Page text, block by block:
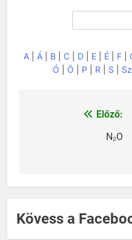
A| Á| B| C| D| E| É| F|
Ó
Ö P R S Sz
BejegyzésElőző:
N₂O
Kövess a